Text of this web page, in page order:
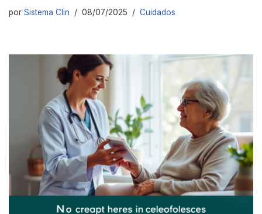
por Sistema Clin 08/07/2025 Cuidados